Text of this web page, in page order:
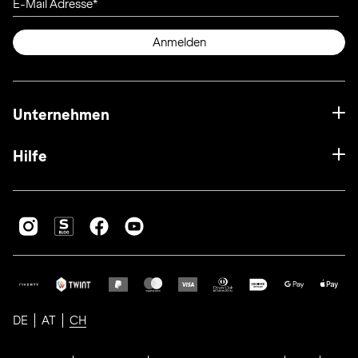
E-Mail Adresse
Anmelden
Unternehmen
Hilfe
DE AT CH